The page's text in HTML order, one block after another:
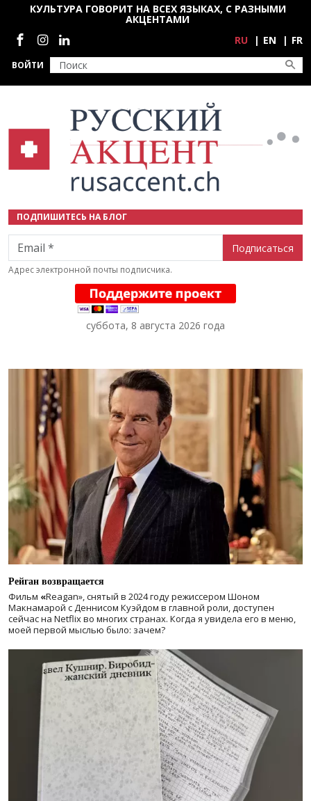
Перейти к основному содержанию
ВОЙТИ
КУЛЬТУРА ГОВОРИТ НА ВСЕХ ЯЗЫКАХ, С РАЗНЫМИ
АКЦЕНТАМИ
Социальные сети
RU EN FR
ПОДПИШИТЕСЬ НА БЛОГ
Email
Адрес электронной почты подписчика.
суббота, 8 августа 2026 года
Рейган возвращается
Фильм «Reagan», снятый в 2024 годурежиссером Шоном
Макнамарой с Деннисом Куэйдом в главной роли, доступен
сейчас на Netflix во многих странах. Когда я увидела его в меню,
моей первой мыслью было: зачем?